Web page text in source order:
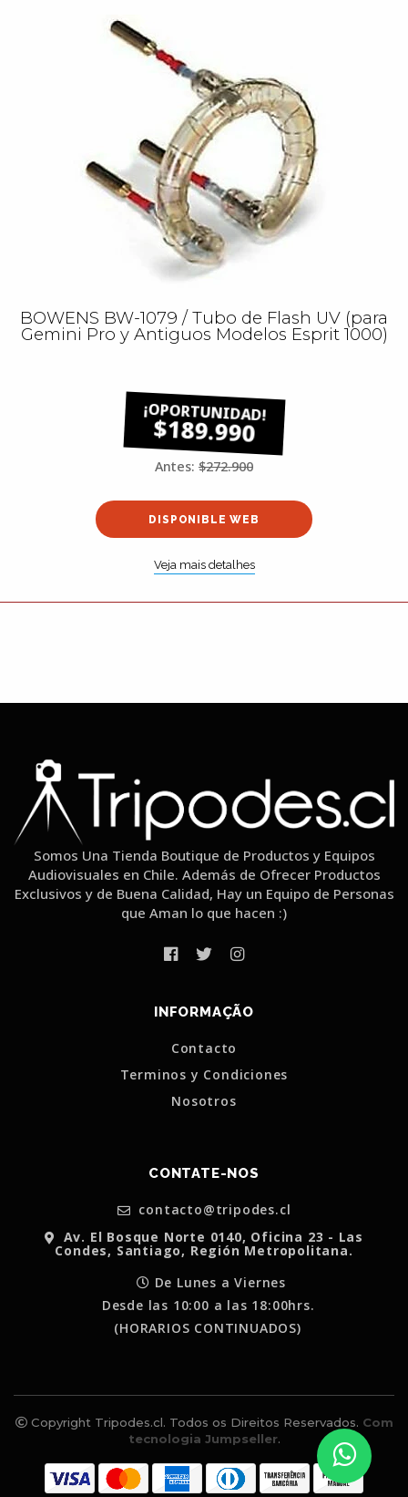
BOWENS BW-1079 / Tubo de Flash UV (para
Gemini Pro y Antiguos Modelos Esprit 1000)
$189.990
Antes: $272.900
DISPONIBLE WEB
Veja mais detalhes
Somos Una Tienda Boutique de Productos y Equipos
Audiovisuales en Chile. Además de Ofrecer Productos
Exclusivos y de Buena Calidad, Hay un Equipo de Personas
que Aman lo que hacen :)
INFORMAÇÃO
Contacto
Terminos y Condiciones
Nosotros
CONTATE-NOS
contacto@tripodes.cl
Av. El Bosque Norte 0140, Oficina 23 - Las
Condes, Santiago, Región Metropolitana.
De Lunes a Viernes
Desde las 10:00 a las 18:00hrs.
(HORARIOS CONTINUADOS)
Copyright Tripodes.cl. Todos os Direitos Reservados. Com
tecnologia Jumpseller.